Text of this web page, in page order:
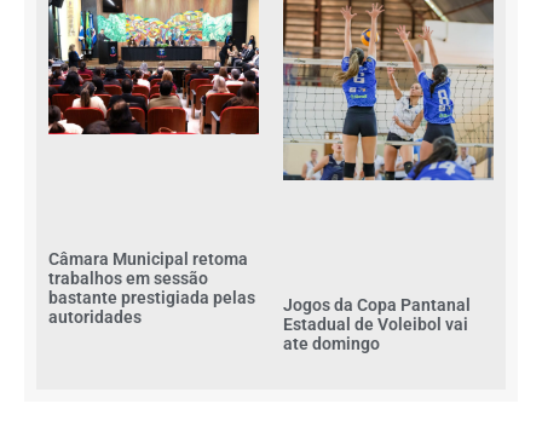
Câmara Municipal retoma
trabalhos em sessão
bastante prestigiada pelas
autoridades
Jogos da Copa Pantanal
Estadual de Voleibol vai
ate domingo